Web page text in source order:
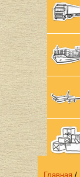
Главная /